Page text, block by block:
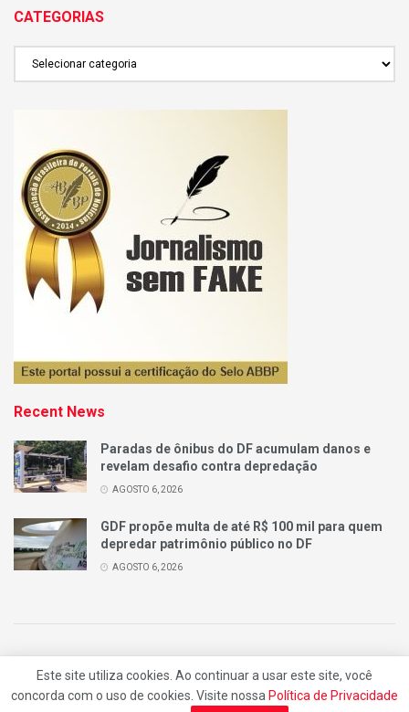
CATEGORIAS
Recent News
Paradas de ônibus do DF acumulam danos e
revelam desafio contra depredação
AGOSTO 6, 2026
GDF propõe multa de até R$ 100 mil para quem
depredar patrimônio público no DF
AGOSTO 6, 2026
© 2025FATO POR FATO- byBLU INTERNET.
Este site utiliza cookies. Ao continuar a usar este site, você
concorda com o uso de cookies. Visite nossa Política de Privacidade